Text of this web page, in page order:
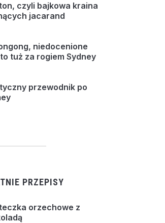
czyli bajkowa kraina
jacarand
niedocenione
tuż za rogiem Sydney
przewodnik po
PRZEPISY
orzechowe z